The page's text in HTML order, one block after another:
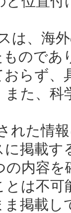
は、海
のであ
らず、
た、
れた情
掲載
内容
は不
掲載し